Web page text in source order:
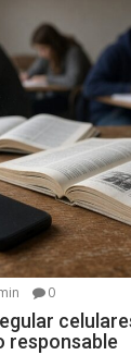
0
responsable